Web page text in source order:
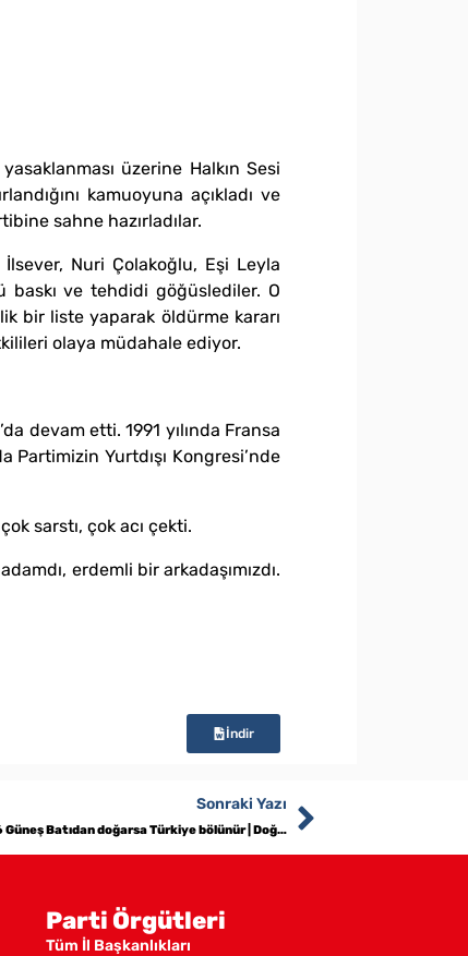
üzerine Halkın Sesi
kamuoyuna açıkladı ve
sahne hazırladılar.
İlsever, Nuri Çolakoğlu, Eşi Leyla
baskı ve tehdidi göğüslediler. O
bir liste yaparak öldürme kararı
olaya müdahale ediyor.
devam etti. 1991 yılında Fransa
Partimizin Yurtdışı Kongresi’nde
sarstı, çok acı çekti.
erdemli bir arkadaşımızdı.
İndir
Sonraki Yazı
YENİ DÖNEMİN STRATEJİ VE SİYASETLERİ-6 Güneş Batıdan doğarsa Türkiye bölünür | Doğu Perinçek
Parti Örgütleri
Tüm İl Başkanlıkları